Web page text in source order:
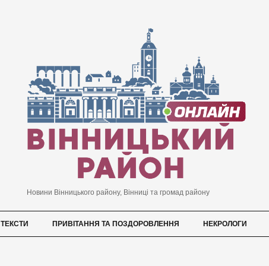
Новини Вінницького району, Вінниці та громад району
ТЕКСТИ ПРИВІТАННЯ ТА ПОЗДОРОВЛЕННЯ НЕКРОЛОГИ